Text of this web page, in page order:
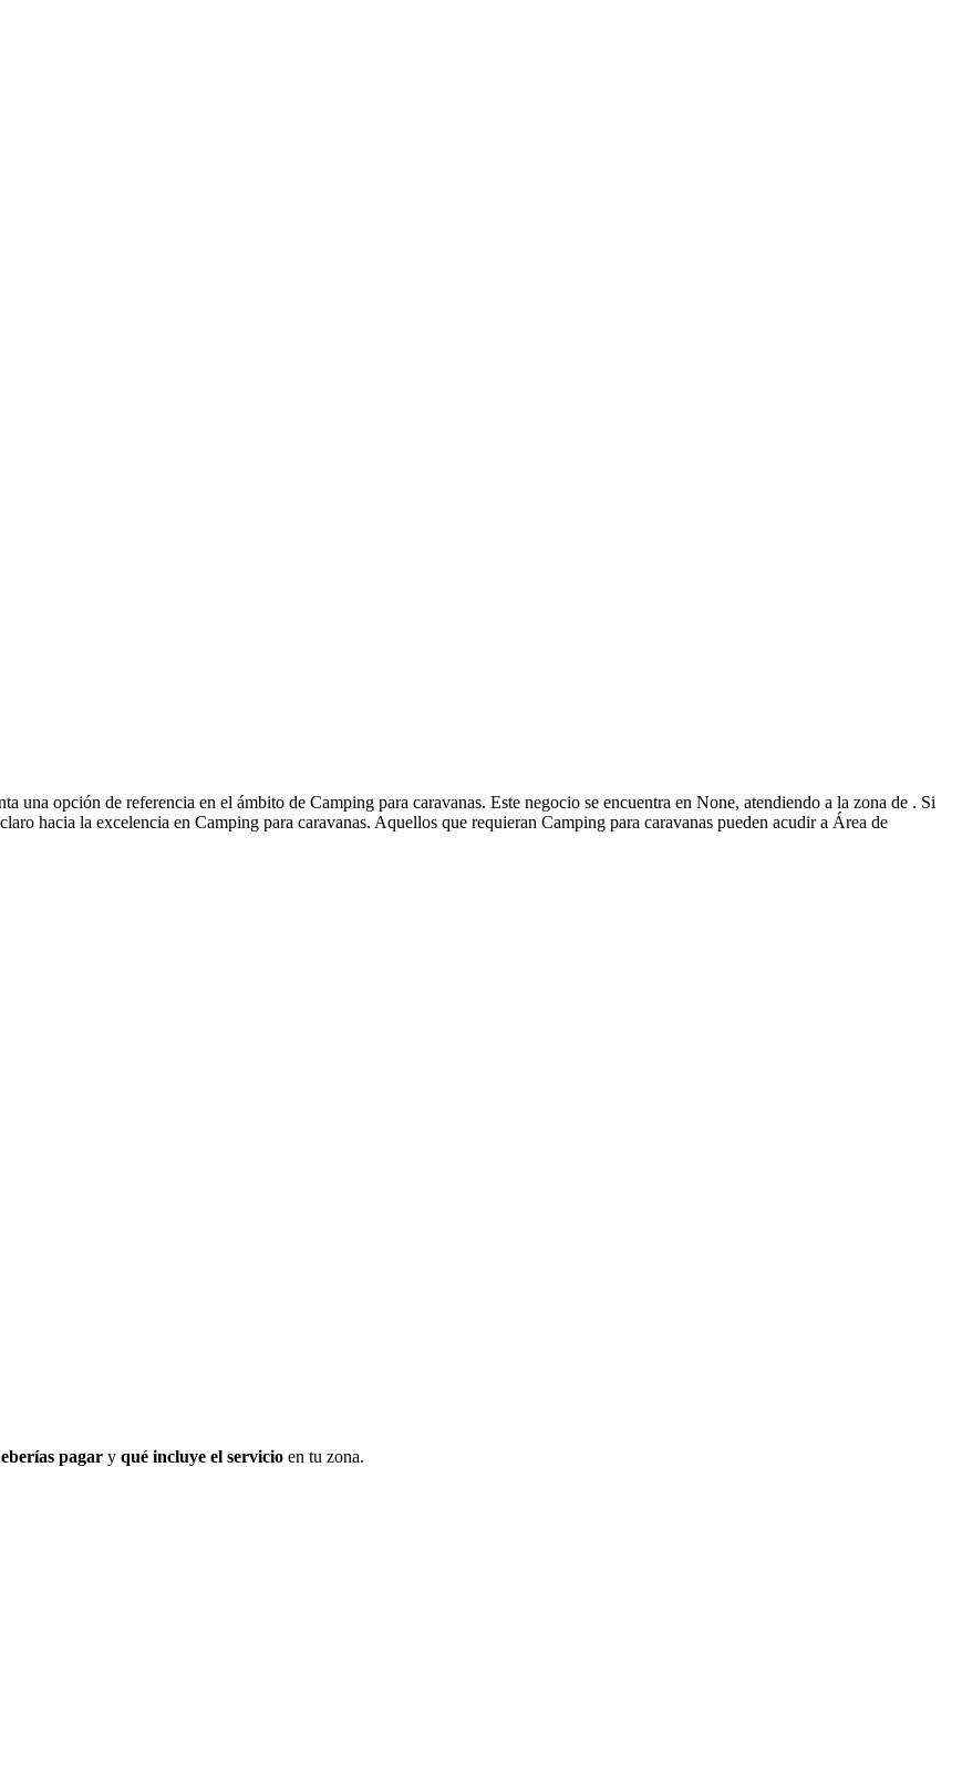
una opción de referencia en el ámbito de Camping para caravanas. Este negocio se encuentra en None, atendiendo a la zona de . Si
hacia la excelencia en Camping para caravanas. Aquellos que requieran Camping para caravanas pueden acudir a Área de
pagar y qué incluye el servicio en tu zona.